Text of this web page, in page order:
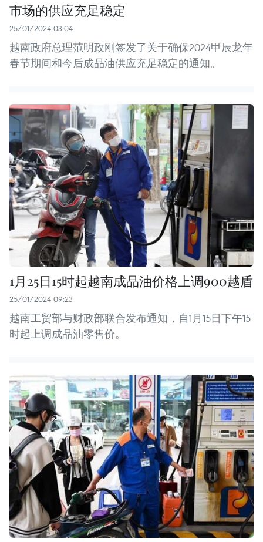
市场的供应充足稳定
25/01/2024 03:04
越南政府总理范明政刚签发了关于确保2024甲辰龙年
春节期间和今后成品油供应充足稳定的通知。
1月25日15时起越南成品油价格上调900越盾
25/01/2024 09:23
越南工贸部与财政部联合发布通知，自1月15日下午15
时起上调成品油零售价。